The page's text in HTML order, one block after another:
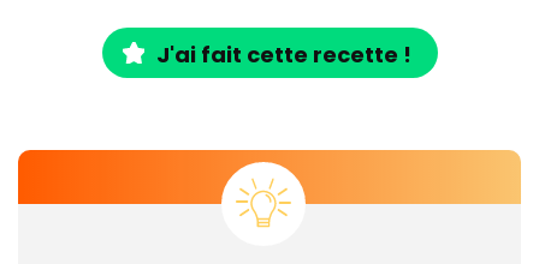
J'ai fait cette recette !